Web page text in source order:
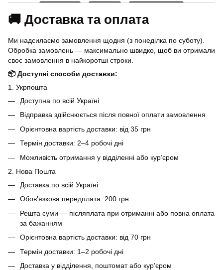
🚚 Доставка та оплата
Ми надсилаємо замовлення щодня (з понеділка по суботу).
Обробка замовлень — максимально швидко, щоб ви отримали
своє замовлення в найкоротші строки.
📦 Доступні способи доставки:
1. Укрпошта
Доступна по всій Україні
Відправка здійснюється після повної оплати замовлення
Орієнтовна вартість доставки: від 35 грн
Термін доставки: 2–4 робочі дні
Можливість отримання у відділенні або кур’єром
2. Нова Пошта
Доставка по всій Україні
Обов’язкова передплата: 200 грн
Решта суми — післяплата при отриманні або повна оплата
за бажанням
Орієнтовна вартість доставки: від 70 грн
Термін доставки: 1–2 робочі дні
Доставка у відділення, поштомат або кур’єром